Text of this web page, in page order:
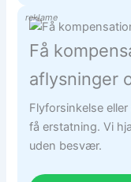
reklame
Få
aflysninger
Flyforsinkelse
få erstatning. Vi
uden besvær.